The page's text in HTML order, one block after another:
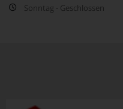
Sonntag - Geschlossen